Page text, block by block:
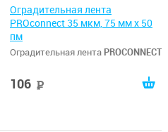
Оградительная лента
PROconnect 35 мкм, 75 мм х 50
пм
Оградительная лента PROCONNECT
106